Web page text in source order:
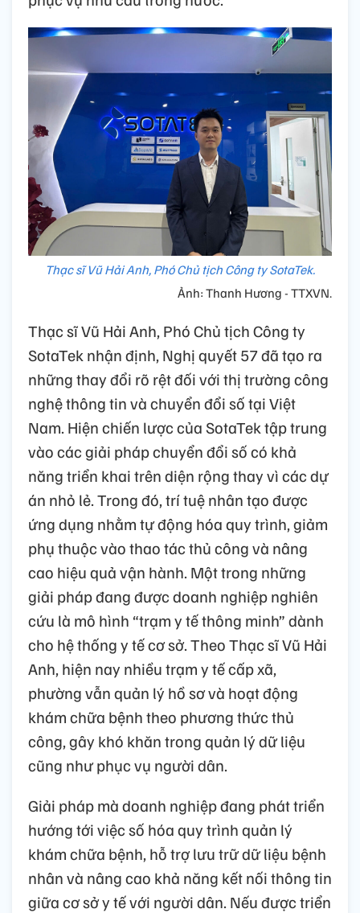
Thạc sĩ Vũ Hải Anh, Phó Chủ tịch Công ty SotaTek.
Ảnh: Thanh Hương - TTXVN.
Thạc sĩ Vũ Hải Anh, Phó Chủ tịch Công ty
SotaTek nhận định, Nghị quyết 57 đã tạo ra
những thay đổi rõ rệt đối với thị trường công
nghệ thông tin và chuyển đổi số tại Việt
Nam. Hiện chiến lược của SotaTek tập trung
vào các giải pháp chuyển đổi số có khả
năng triển khai trên diện rộng thay vì các dự
án nhỏ lẻ. Trong đó, trí tuệ nhân tạo được
ứng dụng nhằm tự động hóa quy trình, giảm
phụ thuộc vào thao tác thủ công và nâng
cao hiệu quả vận hành. Một trong những
giải pháp đang được doanh nghiệp nghiên
cứu là mô hình “trạm y tế thông minh” dành
cho hệ thống y tế cơ sở. Theo Thạc sĩ Vũ Hải
Anh, hiện nay nhiều trạm y tế cấp xã,
phường vẫn quản lý hồ sơ và hoạt động
khám chữa bệnh theo phương thức thủ
công, gây khó khăn trong quản lý dữ liệu
cũng như phục vụ người dân.
Giải pháp mà doanh nghiệp đang phát triển
hướng tới việc số hóa quy trình quản lý
khám chữa bệnh, hỗ trợ lưu trữ dữ liệu bệnh
nhân và nâng cao khả năng kết nối thông tin
giữa cơ sở y tế với người dân. Nếu được triển